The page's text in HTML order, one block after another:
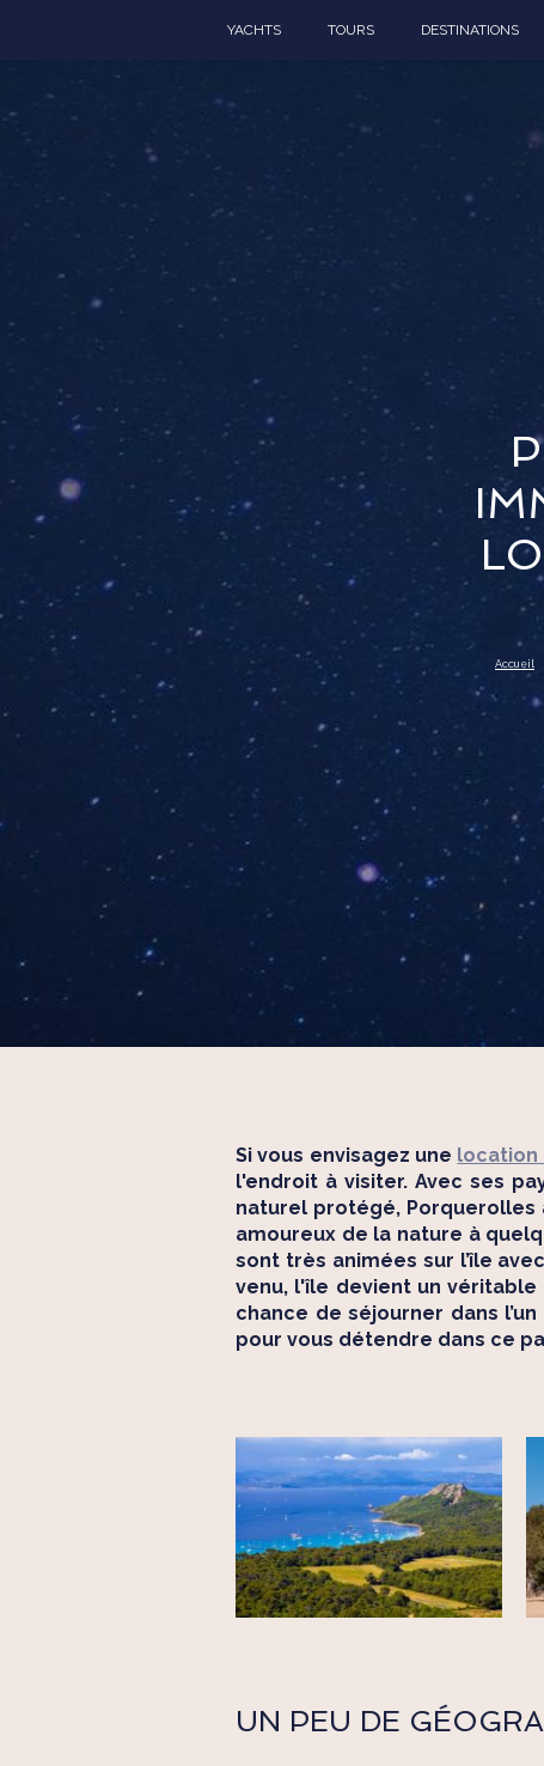
YACHTS TOURS DESTINATIONS
Accueil
Si vous envisagez une location
l'endroit à visiter. Avec ses
naturel protégé, Porquerolles
amoureux de la nature à
sont très animées sur l’île
venu, l'île devient un
chance de séjourner dans
pour vous détendre dans ce
UN PEU DE